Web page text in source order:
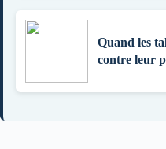
Quand les
contre leur